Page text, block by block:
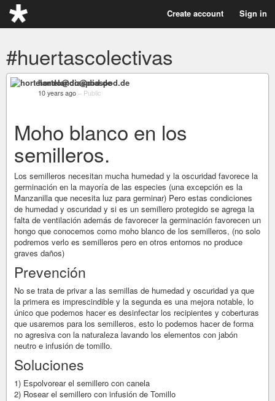
Create account Sign in
#huertascolectivas
hortelando@diaspod.de
10 years ago – Public
Moho blanco en los
semilleros.
Los semilleros necesitan mucha humedad y la oscuridad favorece la
germinación en la mayoría de las especies (una excepción es la
Manzanilla que necesita luz para germinar) Pero estas condiciones
de humedad y oscuridad y si es un semillero protegido se agrega la
falta de ventilación además de favorecer la germinación favorecen un
hongo que conocemos como moho blanco de los semilleros, (no solo
podremos verlo es semilleros pero en otros entornos no produce
graves daños)
Prevención
No se trata de privar a las semillas de humedad y oscuridad ya que
la primera es imprescindible y la segunda es una mejora notable, lo
único que podemos hacer es desinfectar los recipientes y coberturas
que usaremos para los semilleros, esto lo podemos hacer de forma
no agresiva con la naturaleza lavando los elementos con jabón
neutro e infusión de tomillo.
Soluciones
1) Espolvorear el semillero con canela
2) Rosear el semillero con infusión de Tomillo